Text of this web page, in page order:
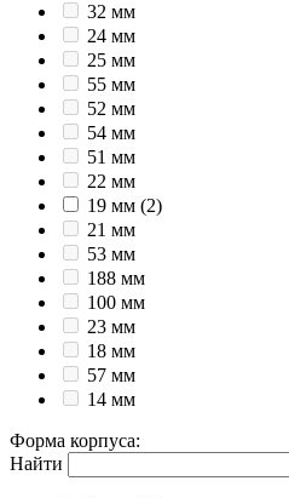
32 мм
24 мм
25 мм
55 мм
52 мм
54 мм
51 мм
22 мм
19 мм (2)
21 мм
53 мм
188 мм
100 мм
23 мм
18 мм
57 мм
14 мм
Форма корпуса:
Найти